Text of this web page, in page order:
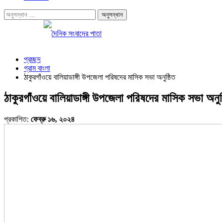
প্রচ্ছদ
গ্রাম বাংলা
ঠাকুরগাঁওয়ে বালিয়াডাঙ্গী উপজেলা পরিষদের মাসিক সভা অনুষ্ঠিত
ঠাকুরগাঁওয়ে বালিয়াডাঙ্গী উপজেলা পরিষদের মাসিক সভা
প্রকাশিত: ফেব্রু ১৬, ২০২৪